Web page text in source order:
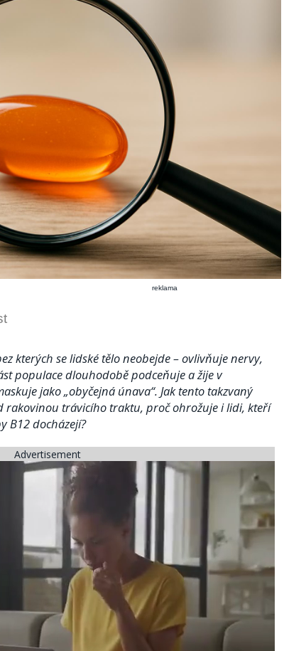
reklama
kterých se lidské tělo neobejde – ovlivňuje nervy,
populace dlouhodobě podceňuje a žije v
jako „obyčejná únava“. Jak tento takzvaný
rakovinou trávicího traktu, proč ohrožuje i lidi, kteří
B12 docházejí?
Advertisement